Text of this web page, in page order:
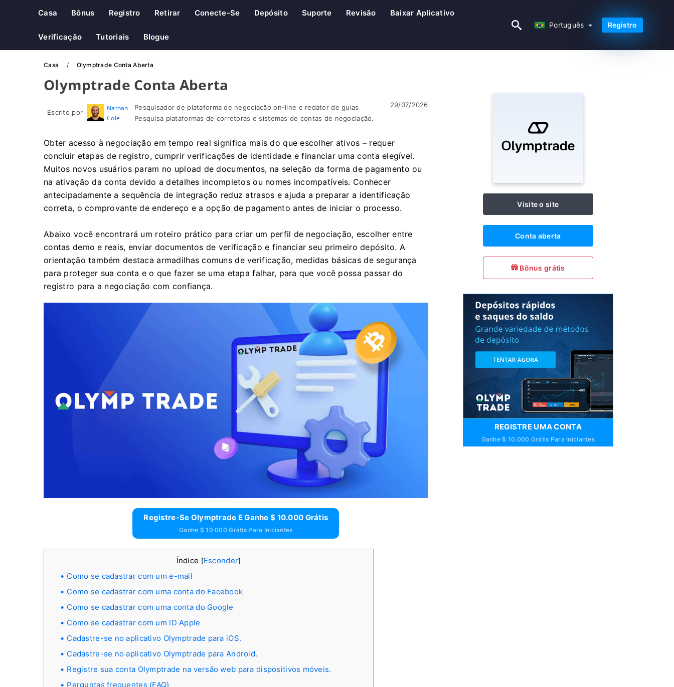
Casa Bônus Registro Retirar Conecte-Se Depósito Suporte Revisão Baixar Aplicativo
Verificação Tutoriais Blogue
Português Registro
Casa Olymptrade Conta Aberta
Olymptrade Conta Aberta
Escrito por
Nathan
Cole
Pesquisador de plataforma de negociação on-line e redator de guias
Pesquisa plataformas de corretoras e sistemas de contas de negociação.
29/07/2026
Obter acesso à negociação em tempo real significa mais do que escolher ativos – requer
concluir etapas de registro, cumprir verificações de identidade e financiar uma conta elegível.
Muitos novos usuários param no upload de documentos, na seleção da forma de pagamento ou
na ativação da conta devido a detalhes incompletos ou nomes incompatíveis. Conhecer
antecipadamente a sequência de integração reduz atrasos e ajuda a preparar a identificação
correta, o comprovante de endereço e a opção de pagamento antes de iniciar o processo.
Abaixo você encontrará um roteiro prático para criar um perfil de negociação, escolher entre
contas demo e reais, enviar documentos de verificação e financiar seu primeiro depósito. A
orientação também destaca armadilhas comuns de verificação, medidas básicas de segurança
para proteger sua conta e o que fazer se uma etapa falhar, para que você possa passar do
registro para a negociação com confiança.
Registre-Se Olymptrade E Ganhe $ 10.000 Grátis
Ganhe $ 10.000 Grátis Para Iniciantes
Índice [Esconder]
Como se cadastrar com um e-mail
Como se cadastrar com uma conta do Facebook
Como se cadastrar com uma conta do Google
Como se cadastrar com um ID Apple
Cadastre-se no aplicativo Olymptrade para iOS.
Cadastre-se no aplicativo Olymptrade para Android.
Registre sua conta Olymptrade na versão web para dispositivos móveis.
Perguntas frequentes (FAQ)
Visite o site
Conta aberta
Bônus grátis
REGISTRE UMA CONTA
Ganhe $ 10.000 Grátis Para Iniciantes